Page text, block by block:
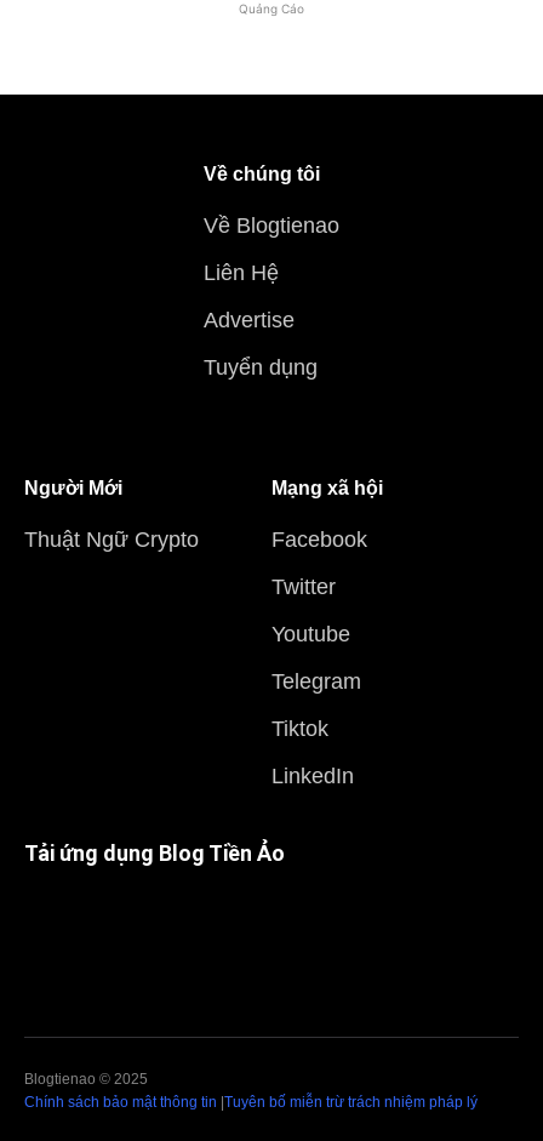
Quảng Cáo
Về chúng tôi
Về Blogtienao
Liên Hệ
Advertise
Tuyển dụng
Người Mới
Thuật Ngữ Crypto
Mạng xã hội
Facebook
Twitter
Youtube
Telegram
Tiktok
LinkedIn
Tải ứng dụng Blog Tiền Ảo
Blogtienao © 2025
Chính sách bảo mật thông tin Tuyên bố miễn trừ trách nhiệm pháp lý